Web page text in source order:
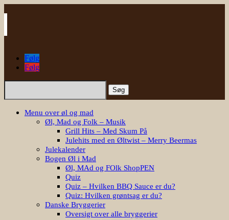
Følg
Følg
Søg
Menu over øl og mad
Øl, Mad og Folk – Musik
Grill Hits – Med Skum På
Julehits med en Øltwist – Merry Beermas
Julekalender
Bogen Øl i Mad
Øl, MAd og FOlk ShopPEN
Quiz
Quiz – Hvilken BBQ Sauce er du?
Quiz: Hvilken grøntsag er du?
Danske Bryggerier
Oversigt over alle bryggerier